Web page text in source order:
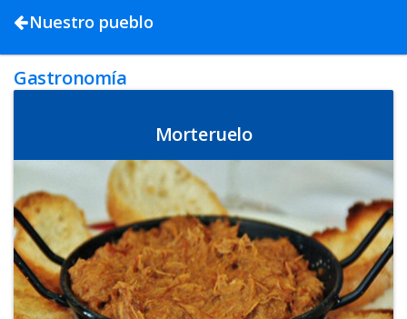
Nuestro pueblo
Gastronomía
Morteruelo